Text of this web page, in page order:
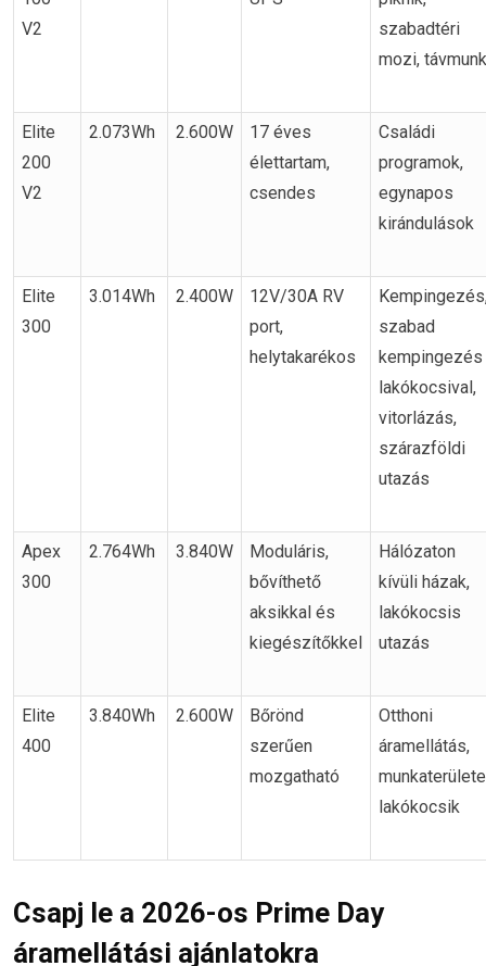
V2
szabadtéri
mozi,
Elite
200
V2
2.073Wh 2.600W
17 éves
élettartam,
csendes
Családi
programok,
egynapos
kirándulások
Elite
300
3.014Wh 2.400W
12V/30A RV
port,
helytakarékos
szabad
kempingezés
lakókocsival,
vitorlázás,
szárazföldi
utazás
Apex
300
2.764Wh 3.840W
Moduláris,
bővíthető
aksikkal és
kiegészítőkkel
Hálózaton
kívüli házak,
lakókocsis
utazás
Elite
400
3.840Wh 2.600W
Bőrönd
szerűen
mozgatható
Otthoni
áramellátás,
lakókocsik
Csapj le a 2026-os Prime Day
áramellátási ajánlatokra